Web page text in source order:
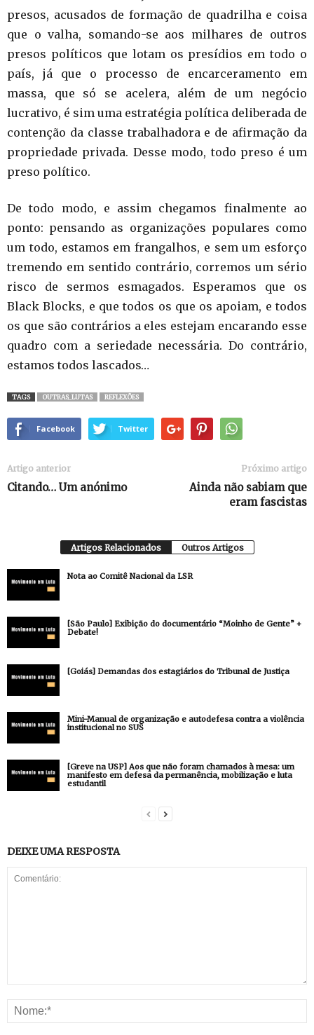
presos, acusados de formação de quadrilha e coisa
que o valha, somando-se aos milhares de outros
presos políticos que lotam os presídios em todo o
país, já que o processo de encarceramento em
massa, que só se acelera, além de um negócio
lucrativo, é sim uma estratégia política deliberada de
contenção da classe trabalhadora e de afirmação da
propriedade privada. Desse modo, todo preso é um
preso político.
De todo modo, e assim chegamos finalmente ao
ponto: pensando as organizações populares como
um todo, estamos em frangalhos, e sem um esforço
tremendo em sentido contrário, corremos um sério
risco de sermos esmagados. Esperamos que os
Black Blocks, e que todos os que os apoiam, e todos
os que são contrários a eles estejam encarando esse
quadro com a seriedade necessária. Do contrário,
estamos todos lascados…
TAGS OUTRAS_LUTAS REFLEXÕES
Facebook Twitter
Artigo anterior
Citando… Um anónimo
Próximo artigo
Ainda não sabiam que
eram fascistas
Artigos Relacionados Outros Artigos
Nota ao Comitê Nacional da LSR
[São Paulo] Exibição do documentário “Moinho de Gente” +
Debate!
[Goiás] Demandas dos estagiários do Tribunal de Justiça
Mini-Manual de organização e autodefesa contra a violência
institucional no SUS
[Greve na USP] Aos que não foram chamados à mesa: um
manifesto em defesa da permanência, mobilização e luta
estudantil
DEIXE UMA RESPOSTA